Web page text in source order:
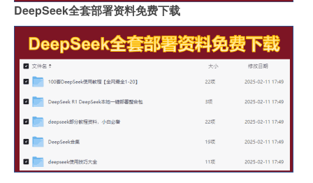
DeepSeek全套部署资料免费下载